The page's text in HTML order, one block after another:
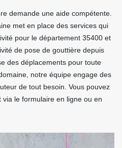
demande une aide compétente.
met en place des services qui
pour le département 35400 et
de pose de gouttière depuis
des déplacements pour toute
notre équipe engage des
de tout besoin. Vous pouvez
le formulaire en ligne ou en